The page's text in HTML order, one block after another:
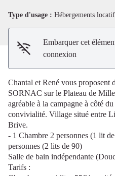
Type d'usage : Hébergements
Embarquer cet
connexion
Chantal et René vous proposent
SORNAC sur le Plateau de
agréable à la campagne à côté
convivialité. Village situé entre
Brive.
- 1 Chambre 2 personnes (1 lit
personnes (2 lits de 90)
Salle de bain indépendante
Tarifs :